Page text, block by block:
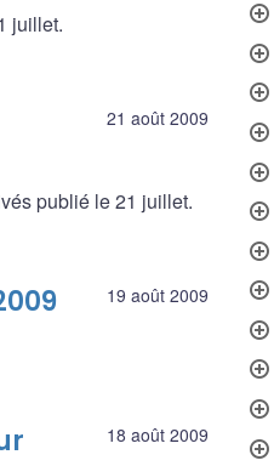
juillet.
21 août 2009
publié le 21 juillet.
19 août 2009
18 août 2009